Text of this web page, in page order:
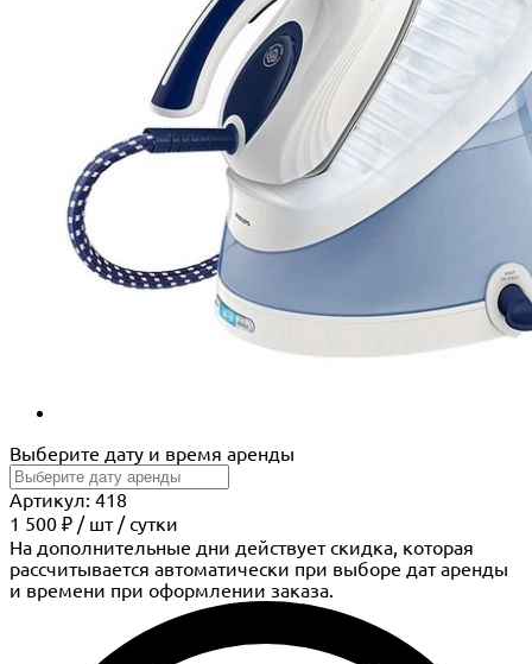
Выберите дату и время аренды
Артикул: 418
1 500 ₽ / шт / сутки
На дополнительные дни действует скидка, которая
рассчитывается автоматически при выборе дат аренды
и времени при оформлении заказа.